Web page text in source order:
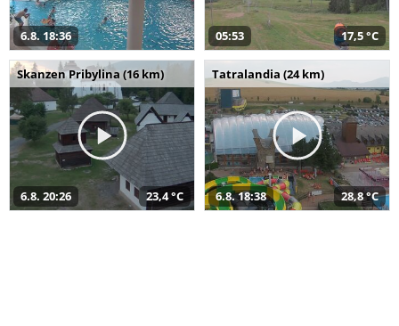
6.8. 18:36 05:53 17,5 °C
Skanzen Pribylina (16 km)
6.8. 20:26 23,4 °C
Tatralandia (24 km)
6.8. 18:38 28,8 °C